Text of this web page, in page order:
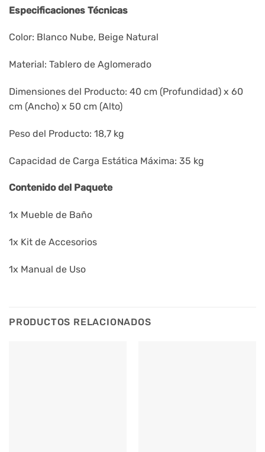
Especificaciones Técnicas
Color: Blanco Nube, Beige Natural
Material: Tablero de Aglomerado
Dimensiones del Producto: 40 cm (Profundidad) x 60
cm (Ancho) x 50 cm (Alto)
Peso del Producto: 18,7 kg
Capacidad de Carga Estática Máxima: 35 kg
Contenido del Paquete
1x Mueble de Baño
1x Kit de Accesorios
1x Manual de Uso
PRODUCTOS RELACIONADOS